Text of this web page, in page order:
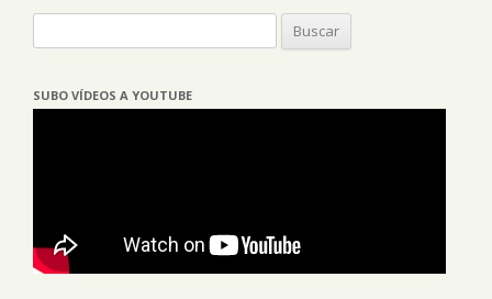
SUBO VÍDEOS A YOUTUBE